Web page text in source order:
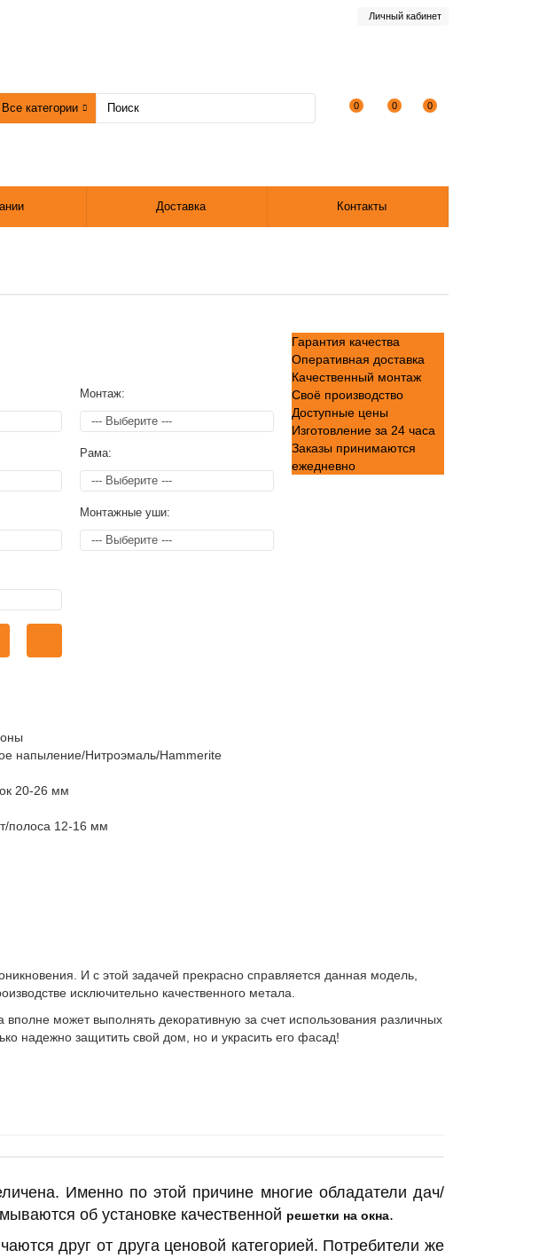
Личный кабинет
Все категории 0 0 0
Доставка Контакты
Монтаж:
Рама:
Монтажные уши:
напыление/Нитроэмаль/Hammerite
20-26 мм
полоса 12-16 мм
Гарантия качества
Оперативная доставка
Качественный монтаж
Своё производство
Доступные цены
Изготовление за 24 часа
Заказы принимаются
ежедневно
И с этой задачей прекрасно справляется данная модель,
исключительно качественного метала.
может выполнять декоративную за счет использования различных
надежно защитить свой дом, но и украсить его фасад!
Именно по этой причине многие обладатели дач/
об установке качественной решетки на окна.
друг от друга ценовой категорией. Потребители же